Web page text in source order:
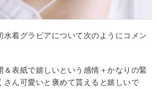
水着グラビアについて次のようにコメン
＆表紙で嬉しいという感情＋かなりの緊
さん可愛いと褒めて貰えると嬉しいで